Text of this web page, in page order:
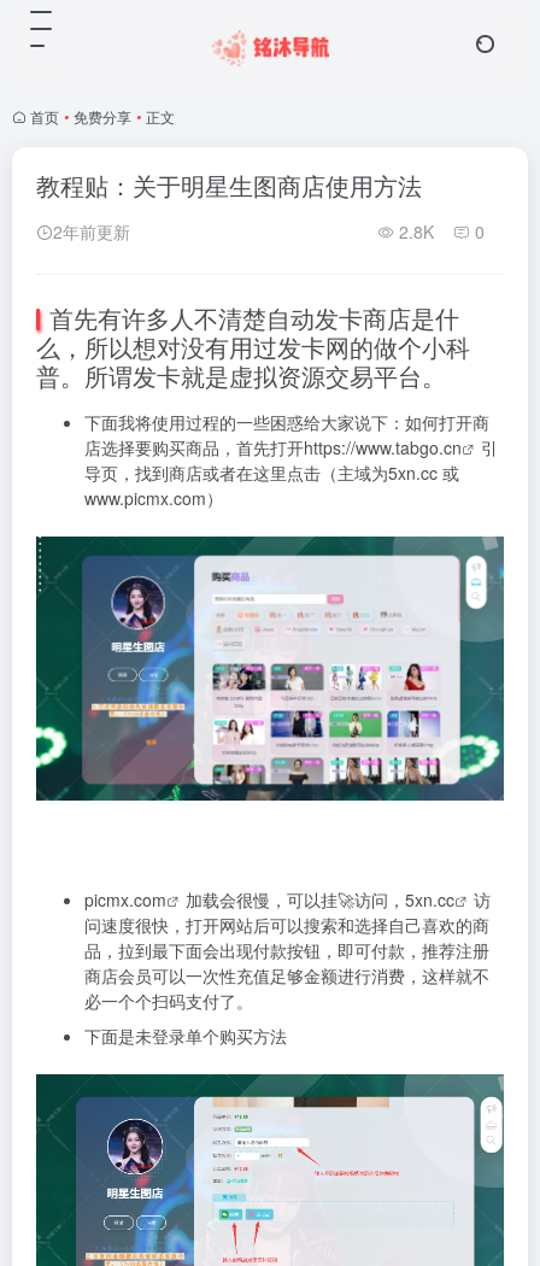
首页 • 免费分享 • 正文
教程贴：关于明星生图商店使用方法
2年前更新 2.8K 0
首先有许多人不清楚自动发卡商店是什
么，所以想对没有用过发卡网的做个小科
普。所谓发卡就是虚拟资源交易平台。
下面我将使用过程的一些困惑给大家说下：如何打开商
店选择要购买商品，首先打开https://www.tabgo.cn
引
导页，找到商店或者在这里点击（主域为5xn.cc 或
www.picmx.com）
picmx.com 加载会很慢，可以挂🚀访问， 5xn.cc
访
问速度很快，打开网站后可以搜索和选择自己喜欢的商
品，拉到最下面会出现付款按钮，即可付款，推荐注册
商店会员可以一次性充值足够金额进行消费，这样就不
必一个个扫码支付了。
下面是未登录单个购买方法